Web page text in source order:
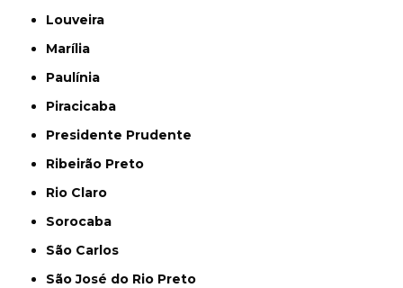
Louveira
Marília
Paulínia
Piracicaba
Presidente Prudente
Ribeirão Preto
Rio Claro
Sorocaba
São Carlos
São José do Rio Preto